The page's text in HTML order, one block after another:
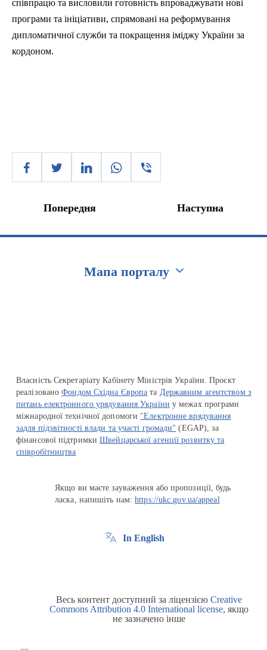
співпрацю та висловили готовність впроваджувати нові
програми та ініціативи, спрямовані на реформування
дипломатичної служби та покращення іміджу України за
кордоном.
Попередня Наступна
Мапа порталу
Власність Секретаріату Кабінету Міністрів України. Проєкт
реалізованоФондом Східна Європа та Державним агентством з
питань електронного урядування України у межах програми
міжнародної технічної допомоги "Електронне врядування
задля підзвітності влади та участі громади" (EGAP), за
фінансової підтримкиШвейцарської агенції розвитку та
співробітництва
Якщо ви маєте зауваження або пропозиції, будь
ласка, напишіть нам:https://ukc.gov.ua/appeal
In English
Весь контент доступний за ліцензією Creative
Commons Attribution 4.0 International license, якщо
не зазначено інше